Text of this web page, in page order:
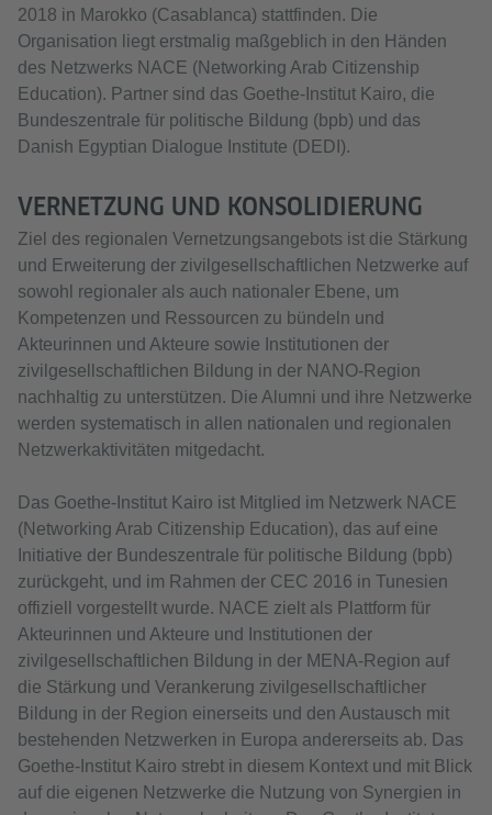
2018 in Marokko (Casablanca) stattfinden. Die
Organisation liegt erstmalig maßgeblich in den Händen
des Netzwerks NACE (Networking Arab Citizenship
Education). Partner sind das Goethe-Institut Kairo, die
Bundeszentrale für politische Bildung (bpb) und das
Danish Egyptian Dialogue Institute (DEDI).
VERNETZUNG UND KONSOLIDIERUNG
Ziel des regionalen Vernetzungsangebots ist die Stärkung
und Erweiterung der zivilgesellschaftlichen Netzwerke auf
sowohl regionaler als auch nationaler Ebene, um
Kompetenzen und Ressourcen zu bündeln und
Akteurinnen und Akteure sowie Institutionen der
zivilgesellschaftlichen Bildung in der NANO-Region
nachhaltig zu unterstützen. Die Alumni und ihre Netzwerke
werden systematisch in allen nationalen und regionalen
Netzwerkaktivitäten mitgedacht.
Das Goethe-Institut Kairo ist Mitglied im Netzwerk NACE
(Networking Arab Citizenship Education), das auf eine
Initiative der Bundeszentrale für politische Bildung (bpb)
zurückgeht, und im Rahmen der CEC 2016 in Tunesien
offiziell vorgestellt wurde. NACE zielt als Plattform für
Akteurinnen und Akteure und Institutionen der
zivilgesellschaftlichen Bildung in der MENA-Region auf
die Stärkung und Verankerung zivilgesellschaftlicher
Bildung in der Region einerseits und den Austausch mit
bestehenden Netzwerken in Europa andererseits ab. Das
Goethe-Institut Kairo strebt in diesem Kontext und mit Blick
auf die eigenen Netzwerke die Nutzung von Synergien in